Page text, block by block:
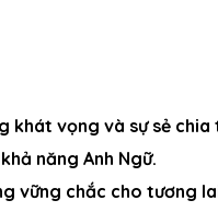
khát vọng và sự sẻ
năng Anh Ngữ.
vững chắc cho tương